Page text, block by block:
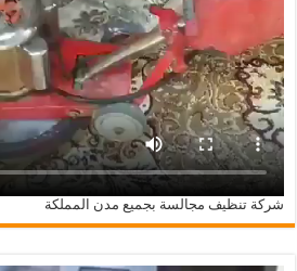
شركة تنظيف مجالسة بجميع مدن المملكة